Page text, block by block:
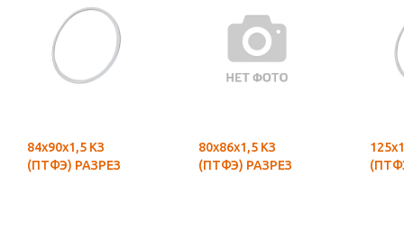
84х90х1,5 КЗ
(ПТФЭ) РАЗРЕЗ
80х86х1,5 КЗ
(ПТФЭ) РАЗРЕЗ